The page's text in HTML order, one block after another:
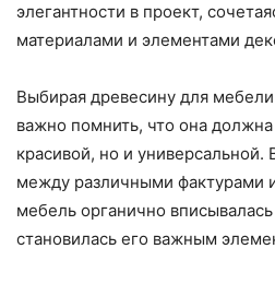
элегантности в проект,
материалами и элементами
Выбирая древесину для мебели
важно помнить, что она
красивой, но и универсальной.
между различными фактурами
мебель органично
становилась его важным